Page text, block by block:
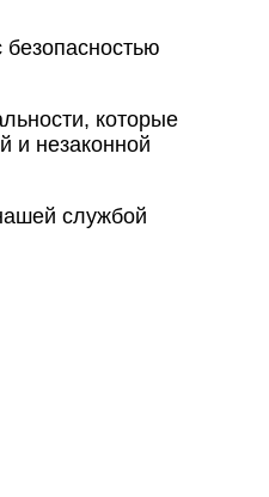
которые
и незаконной
службой